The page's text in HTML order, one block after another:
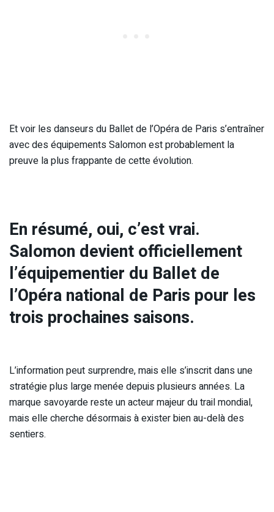
Et voir les danseurs du Ballet de l’Opéra de Paris s’entraîner
avec des équipements Salomon est probablement la
preuve la plus frappante de cette évolution.
En résumé, oui, c’est vrai.
Salomon devient officiellement
l’équipementier du Ballet de
l’Opéra national de Paris pour les
trois prochaines saisons.
L’information peut surprendre, mais elle s’inscrit dans une
stratégie plus large menée depuis plusieurs années. La
marque savoyarde reste un acteur majeur du trail mondial,
mais elle cherche désormais à exister bien au-delà des
sentiers.